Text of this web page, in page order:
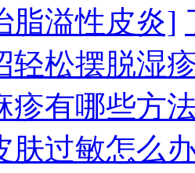
脂溢性皮炎]
轻松摆脱湿
疹有哪些方
肤过敏怎么